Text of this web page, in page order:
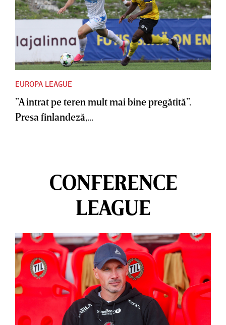
EUROPA LEAGUE
”A intrat pe teren mult mai bine pregătită”.
Presa finlandeză,...
CONFERENCE
LEAGUE